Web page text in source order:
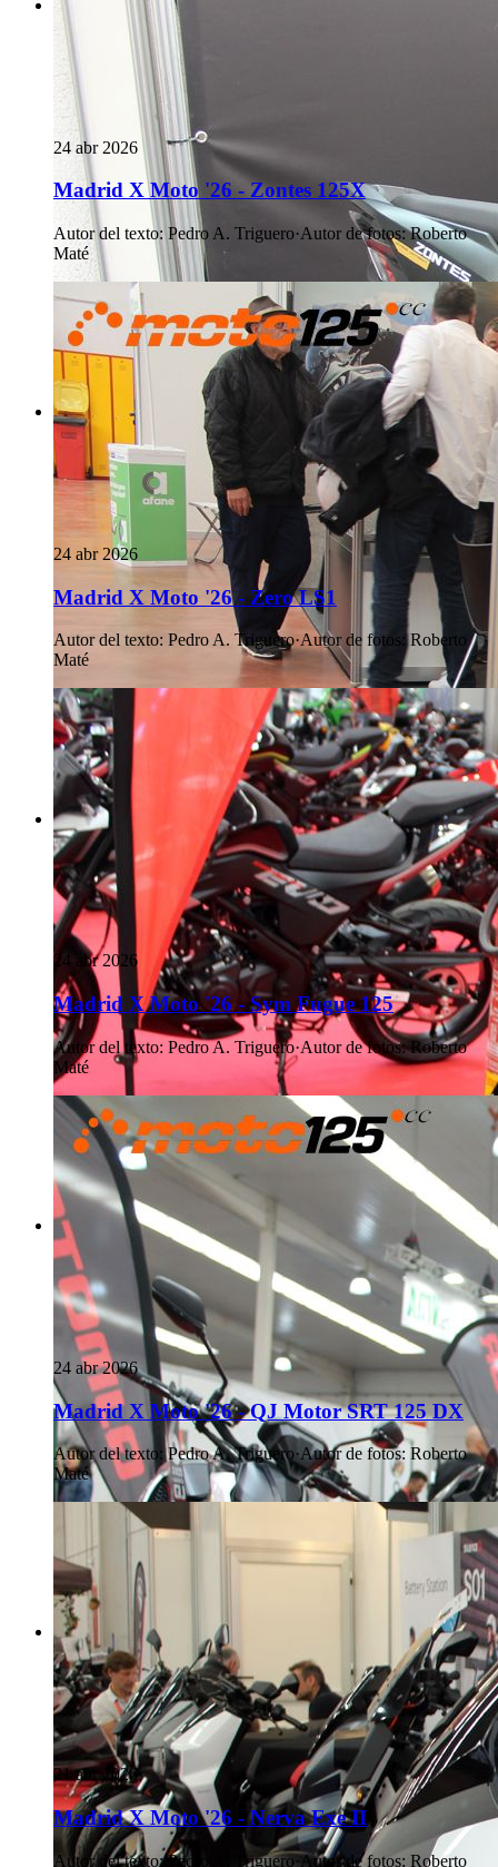
24 abr 2026
Madrid X Moto '26 - Zontes 125X
Autor del texto: Pedro A. Triguero·Autor de fotos: Roberto
Maté
24 abr 2026
Madrid X Moto '26 - Zero LS1
Autor del texto: Pedro A. Triguero·Autor de fotos: Roberto
Maté
24 abr 2026
Madrid X Moto '26 - Sym Fugue 125
Autor del texto: Pedro A. Triguero·Autor de fotos: Roberto
Maté
24 abr 2026
Madrid X Moto '26 - QJ Motor SRT 125 DX
Autor del texto: Pedro A. Triguero·Autor de fotos: Roberto
Maté
21 abr 2026
Madrid X Moto '26 - Nerva Exe II
Autor del texto: Pedro A. Triguero·Autor de fotos: Roberto